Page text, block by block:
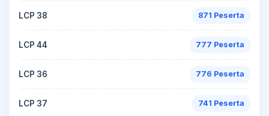
LCP 38 871 Peserta
LCP 44 777 Peserta
LCP 36 776 Peserta
LCP 37 741 Peserta